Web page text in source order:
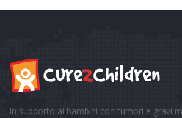
In supporto ai bambini con tumori e gravi